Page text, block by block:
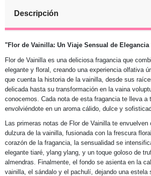
Descripción
"Flor de Vainilla: Un Viaje Sensual de
Flor de Vainilla es una deliciosa fragancia que
elegante y floral, creando una experiencia olfativa
que cuenta la historia de la vainilla, desde sus
delicada hasta su transformación en la vaina
conocemos. Cada nota de esta fragancia te lleva a
envolviéndote en un aroma cálido, dulce y
Las primeras notas de Flor de Vainilla te
dulzura de la vainilla, fusionada con la frescura
corazón de la fragancia, la sensualidad se
elegante tiaré, ylang ylang, y un toque goloso de
almendras. Finalmente, el fondo se asienta en la
vainilla, el sándalo y el pachulí, dejando una estela